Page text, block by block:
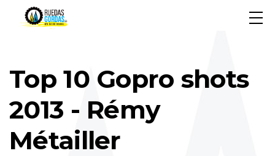
Top 10 Gopro shots
2013 - Rémy
Métailler